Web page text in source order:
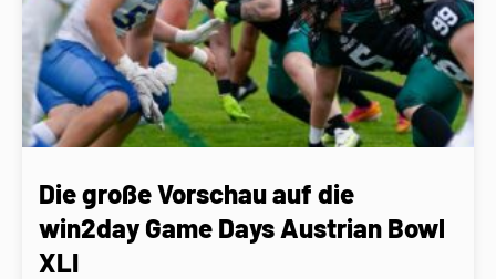
Die große Vorschau auf die
win2day Game Days Austrian Bowl
XLI